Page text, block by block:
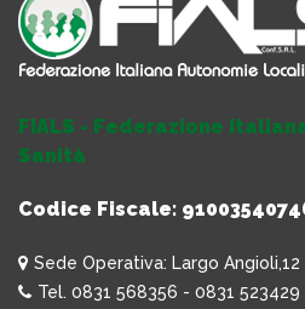
FIALS - Federazione
Sanità
Codice Fiscale:
Sede Operativa: Largo Angioli,12
Tel. 0831 568356 - 0831 523429